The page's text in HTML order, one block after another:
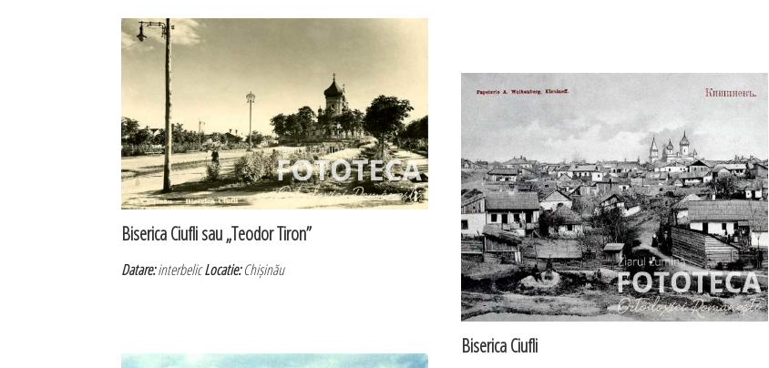
Biserica Ciufli sau „Teodor Tiron”
Datare:interbelicLocatie:Chișinău
Biserica Ciufli